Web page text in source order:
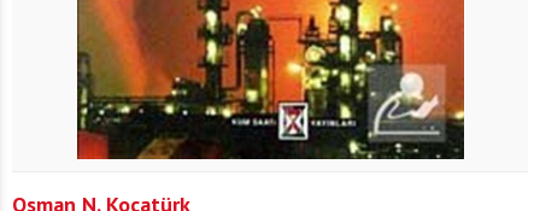
Osman N. Kocatürk